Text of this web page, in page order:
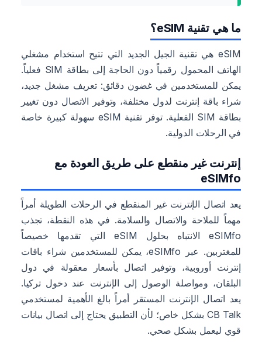
ما هي تقنية eSIM؟
eSIM هي تقنية الجيل الجديد التي تتيح استخدام مشغلي
الهاتف المحمول رقمياً دون الحاجة إلى بطاقة SIM فعلياً.
يمكن للمستخدمين في غضون دقائق: تعريف مشغل جديد،
شراء باقة إنترنت لدول مختلفة، وتوفير الاتصال دون تغيير
بطاقة SIM الفعلية. توفر تقنية eSIM سهولة كبيرة خاصة
في الرحلات الدولية.
إنترنت غير منقطع على طريق العودة مع
eSIMfo
يعد اتصال الإنترنت غير المنقطع في الرحلات الطويلة أمراً
مهماً للملاحة والاتصال والسلامة. في هذه النقطة، تجذب
eSIMfo الانتباه بحلول eSIM التي تقدمها خصيصاً
للمغتربين. عبر eSIMfo، يمكن للمستخدمين شراء باقات
إنترنت أوروبية، وتوفير اتصال بأسعار معقولة في دول
البلقان، ومواصلة الوصول إلى الإنترنت عند دخول تركيا.
يعد اتصال الإنترنت المستقر أمراً بالغ الأهمية لمستخدمي
CB Talk بشكل خاص؛ لأن التطبيق يحتاج إلى اتصال بيانات
قوي ليعمل بشكل صحي.